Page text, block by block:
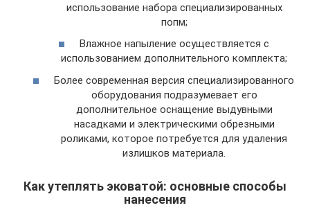
использование набора специализированных
попм;
Влажное напыление осуществляется с
использованием дополнительного комплекта;
Более современная версия специализированного
оборудования подразумевает его
дополнительное оснащение выдувными
насадками и электрическими обрезными
роликами, которое потребуется для удаления
излишков материала.
Как утеплять эковатой: основные способы
нанесения